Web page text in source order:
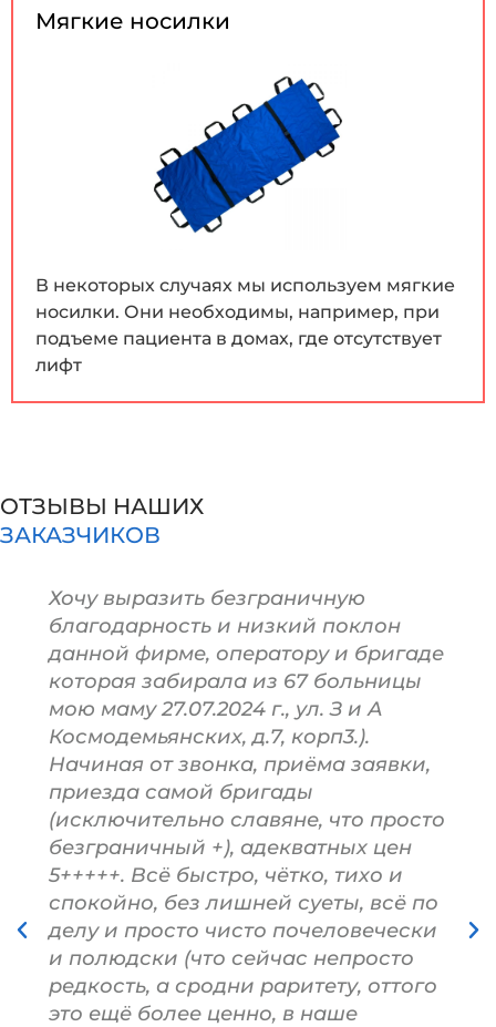
Мягкие носилки
В некоторых случаях мы используем мягкие
носилки. Они необходимы, например, при
подъеме пациента в домах, где отсутствует
лифт
ОТЗЫВЫ НАШИХ
ЗАКАЗЧИКОВ
Хочу выразить безграничную
благодарность и низкий поклон
данной фирме, оператору и бригаде
которая забирала из 67 больницы
мою маму 27.07.2024 г., ул. З и А
Космодемьянских, д.7, корп3.).
Начиная от звонка, приёма заявки,
приезда самой бригады
(исключительно славяне, что просто
безграничный +), адекватных цен
5+++++. Всё быстро, чётко, тихо и
спокойно, без лишней суеты, всё по
делу и просто чисто почеловечески
и полюдски (что сейчас непросто
редкость, а сродни раритету, оттого
это ещё более ценно, в наше